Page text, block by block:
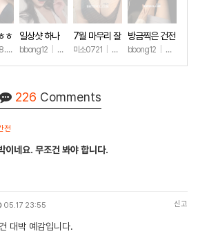
ㅎ
+67
일상샷 하나
bbong12 07.31+89
7월 마무리 잘
하세요🫶
미소0721 07.31+257
방금찍은 건전
한 일상샷
bbong12 07.28
226 Comments
전
이네요. 무조건 봐야 합니다.
05.17 23:55 신고
대박 예감입니다.